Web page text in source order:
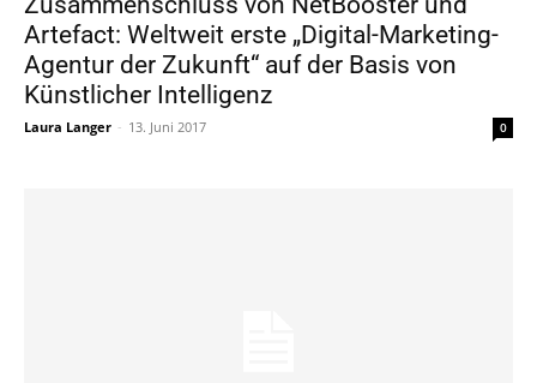
Artefact: Weltweit erste „Digital-Marketing-
Agentur der Zukunft“ auf der Basis von
Künstlicher Intelligenz
Laura Langer - 13. Juni 2017 0